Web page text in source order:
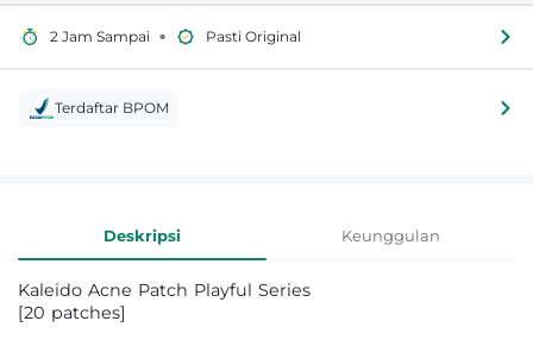
2 Jam Sampai • Pasti Original
Terdaftar BPOM
Informasi Produk
Deskripsi Keunggulan
Kaleido Acne Patch Playful Series
[20 patches]